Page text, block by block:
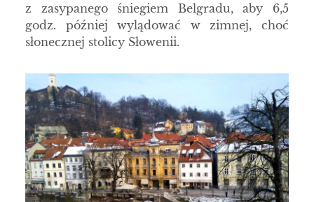
z zasypanego śniegiem Belgradu, aby 6,5
godz. później wylądować w zimnej, choć
słonecznej stolicy Słowenii.